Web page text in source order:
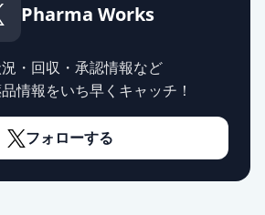
酸塩散0.5g「サワ
軟膏1％
Pharma Works
・回収・承認情報など
情報をいち早くキャッチ！
フォローする